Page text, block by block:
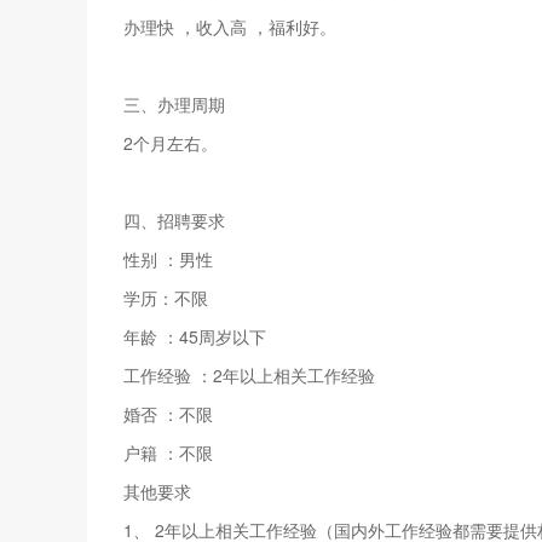
办理快 ，收入高 ，福利好。
三、办理周期
2个月左右。
四、招聘要求
性别 ：男性
学历：不限
年龄 ：45周岁以下
工作经验 ：2年以上相关工作经验
婚否 ：不限
户籍 ：不限
其他要求
1、 2年以上相关工作经验（国内外工作经验都需要提供